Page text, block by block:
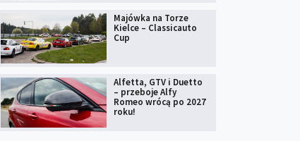
Majówka na Torze
Kielce – Classicauto
Cup
Alfetta, GTV i Duetto
– przeboje Alfy
Romeo wrócą po 2027
roku!